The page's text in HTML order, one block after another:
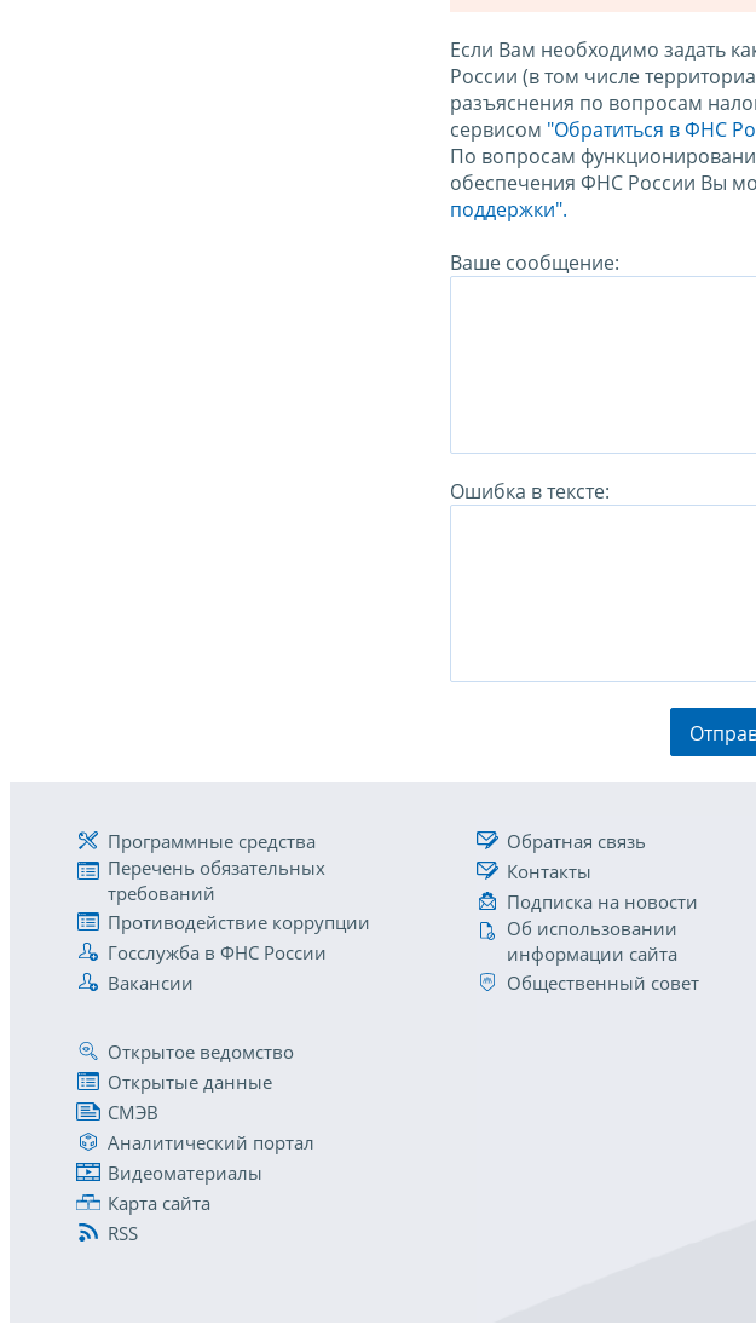
Если Вам необходимо задать
России (в том числе
разъяснения по вопросам
сервисом "Обратиться в ФНС
По вопросам
обеспечения ФНС России Вы
поддержки".
Ваше сообщение:
Ошибка в тексте:
Программные средства
Перечень обязательных
требований
Противодействие коррупции
Госслужба в ФНС России
Вакансии
Обратная связь
Контакты
Подписка на новости
Об использовании
информации сайта
Общественный совет
Открытое ведомство
Открытые данные
СМЭВ
Аналитический портал
Видеоматериалы
Карта сайта
RSS